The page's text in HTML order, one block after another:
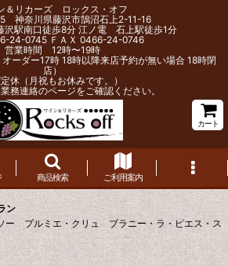
＆リカーズ ロックス・オフ
神奈川県藤沢市鵠沼石上2-11-16
駅南口徒歩8分 江ノ電 石上駅徒歩1分
24-0745 ＦＡＸ 0466-24-0746
営業時間 12時〜19時
オーダー17時 18時以降来店予約が無い場合 18時閉
店）
休（月祝もお休みです。）
務連絡のページをご確認ください。
カート
商品検索 ご利用案内
ン
プルミエ・クリュ ブラニー・ラ・ピエス・ス